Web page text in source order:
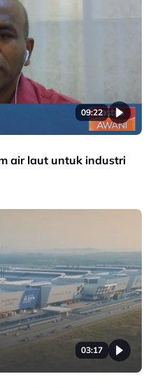
09:22
air laut untuk industri
03:17